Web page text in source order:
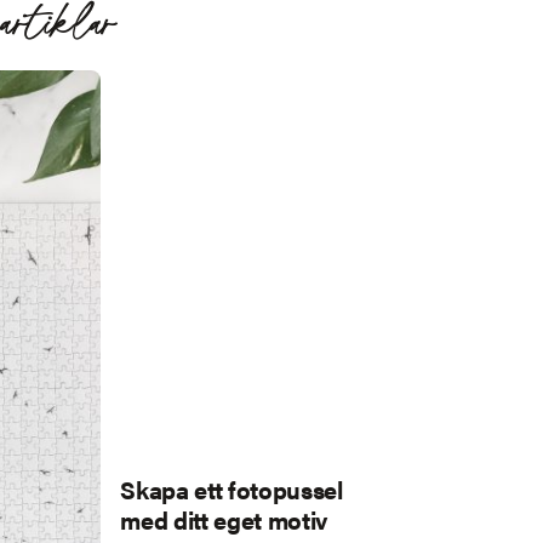
Skapa ett fotopussel
med ditt eget motiv